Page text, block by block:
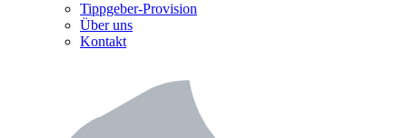
Tippgeber-Provision
Über uns
Kontakt